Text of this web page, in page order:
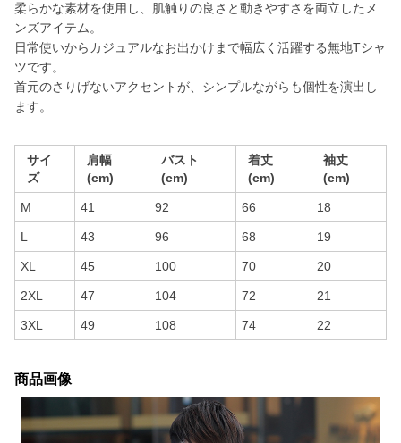
柔らかな素材を使用し、肌触りの良さと動きやすさを両立したメ
ンズアイテム。
日常使いからカジュアルなお出かけまで幅広く活躍する無地Tシャ
ツです。
首元のさりげないアクセントが、シンプルながらも個性を演出し
ます。
サイ
ズ
肩幅
(cm)
バスト
(cm)
着丈
(cm)
袖丈
(cm)
M 41 92 66 18
L 43 96 68 19
XL 45 100 70 20
2XL 47 104 72 21
3XL 49 108 74 22
商品画像